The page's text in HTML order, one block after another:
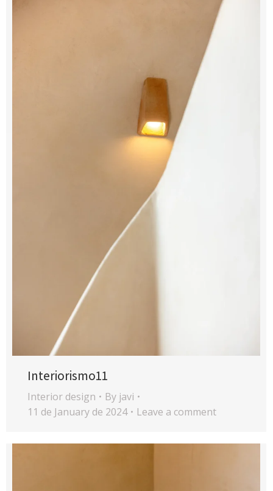
Interiorismo11
Interior design By javi
11 de January de 2024
Leave a comment